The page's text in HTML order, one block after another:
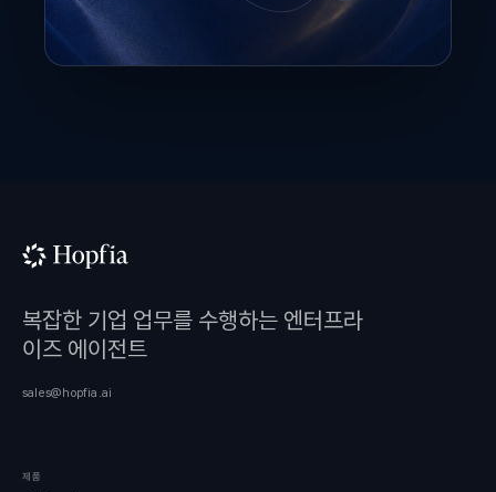
복잡한 기업 업무를 수행하는 엔터프라
이즈 에이전트
sales@hopfia.ai
제품